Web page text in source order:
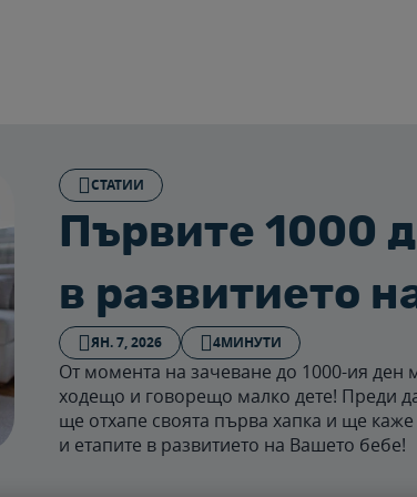
СТАТИИ
Първите 1000
в развитието
ЯН. 7, 2026 4МИНУТИ
От момента на зачеване до 1000-ия ден
ходещо и говорещо малко дете! Преди
ще отхапе своята първа хапка и ще
и етапите в развитието на Вашето бебе!